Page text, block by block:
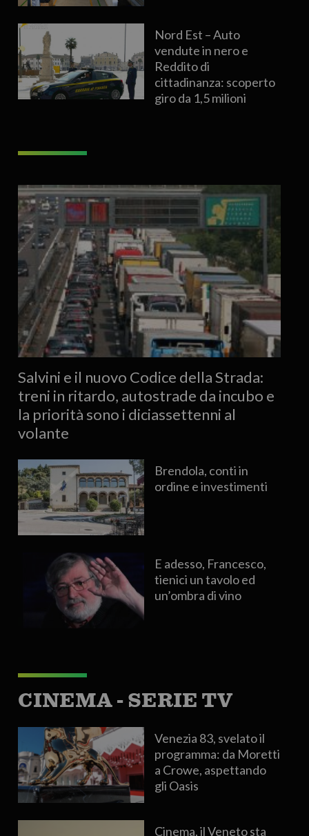
Nord Est – Auto
vendute in nero e
Reddito di
cittadinanza: scoperto
giro da 1,5 milioni
Salvini e il nuovo Codice della Strada:
treni in ritardo, autostrade da incubo e
la priorità sono i diciassettenni al
volante
Brendola, conti in
ordine e investimenti
E adesso, Francesco,
tienici un tavolo ed
un’ombra di vino
CINEMA - SERIE TV
Venezia 83, svelato il
programma: da Moretti
a Crowe, aspettando
gli Oasis
Cinema, il Veneto sta